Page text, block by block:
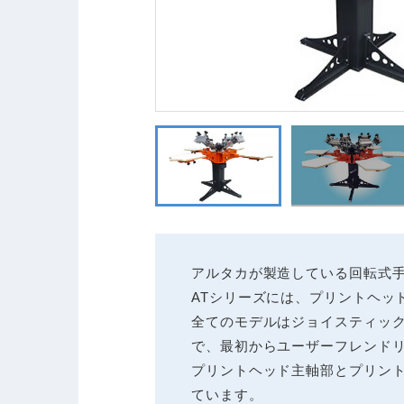
アルタカが製造している回転式
ATシリーズには、プリントヘッ
全てのモデルはジョイスティッ
で、最初からユーザーフレンド
プリントヘッド主軸部とプリン
ています。